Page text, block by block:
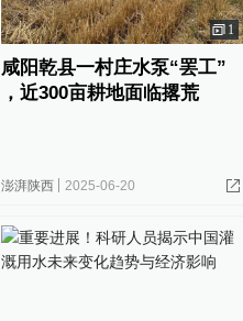
1
咸阳乾县一村庄水泵“罢工”
，近300亩耕地面临撂荒
澎湃陕西 2025-06-20